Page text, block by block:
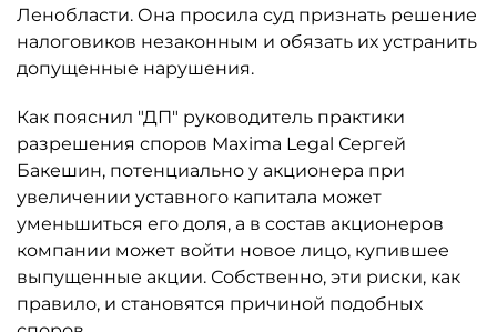
Ленобласти. Она просила суд признать решение
налоговиков незаконным и обязать их устранить
допущенные нарушения.
Как пояснил "ДП" руководитель практики
разрешения споров Maxima Legal Сергей
Бакешин, потенциально у акционера при
увеличении уставного капитала может
уменьшиться его доля, а в состав акционеров
компании может войти новое лицо, купившее
выпущенные акции. Собственно, эти риски, как
правило, и становятся причиной подобных